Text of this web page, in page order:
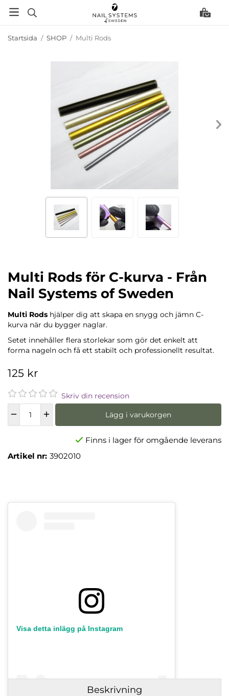
Startsida / SHOP / Multi Rods
Multi Rods för C-kurva - Från
Nail Systems of Sweden
Multi Rods hjälper dig att skapa en snygg och jämn C-
kurva när du bygger naglar.
Setet innehåller flera storlekar som gör det enkelt att
forma nageln och få ett stabilt och professionellt resultat.
125 kr
Skriv din recension
Lägg i varukorgen
Finns i lager för omgående leverans
Artikel nr: 3902010
Visa detta inlägg på Instagram
Beskrivning